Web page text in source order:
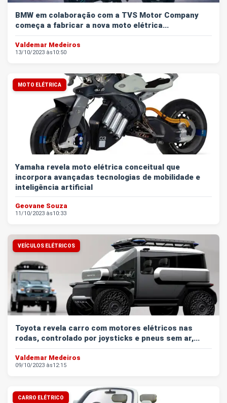
BMW em colaboração com a TVS Motor Company
começa a fabricar a nova moto elétrica...
Valdemar Medeiros
13/10/2023 às10:50
MOTO ELÉTRICA
Yamaha revela moto elétrica conceitual que
incorpora avançadas tecnologias de mobilidade e
inteligência artificial
Geovane Souza
11/10/2023 às10:33
VEÍCULOS ELÉTRICOS
Toyota revela carro com motores elétricos nas
rodas, controlado por joysticks e pneus sem ar,...
Valdemar Medeiros
09/10/2023 às12:15
CARRO ELÉTRICO